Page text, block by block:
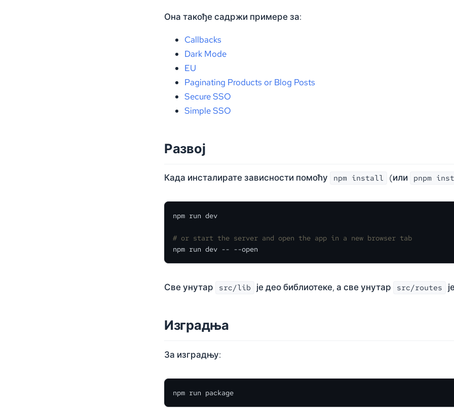
Она такође садржи примере за:
Callbacks
Dark Mode
EU
Paginating Products or Blog Posts
Secure SSO
Simple SSO
Развој
Када инсталирате зависности помоћу npm install (или pnpm
npm run dev
# or start the server and open the app in a new browser tab
npm run dev -- --open
Све унутар src/lib је део библиотеке, а све унутар src/routes
Изградња
За изградњу:
npm run package